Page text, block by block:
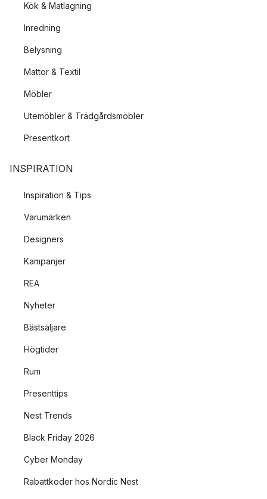
Kök & Matlagning
Inredning
Belysning
Mattor & Textil
Möbler
Utemöbler & Trädgårdsmöbler
Presentkort
INSPIRATION
Inspiration & Tips
Varumärken
Designers
Kampanjer
REA
Nyheter
Bästsäljare
Högtider
Rum
Presenttips
Nest Trends
Black Friday 2026
Cyber Monday
Rabattkoder hos Nordic Nest